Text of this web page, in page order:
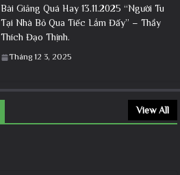
Bài Giảng Quá Hay 13.11.2025 “Người Tu
Tại Nhà Bỏ Qua Tiếc Lắm Đấy” – Thầy
Thích Đạo Thịnh.
Tháng 12 3, 2025
View All